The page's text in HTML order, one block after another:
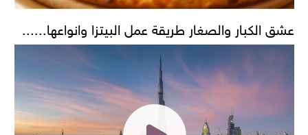
عشق الكبار والصغار طريقة عمل البيتزا وانواعها......